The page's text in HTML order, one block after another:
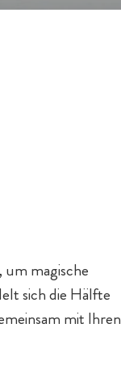
magische
sich die Hälfte
mit Ihren